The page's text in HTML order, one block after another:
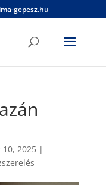
gepesz.hu
2025|